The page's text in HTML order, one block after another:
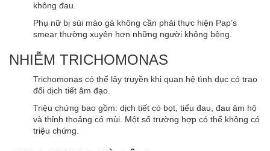
không đau.
Phụ nữ bị sùi mào gà không cần phải thực hiện Pap’s
smear thường xuyên hơn những người không bệng.
NHIỄM TRICHOMONAS
Trichomonas có thể lây truyền khi quan hệ tình dục có trao
đổi dịch tiết âm đạo.
Triệu chứng bao gồm: dịch tiết có bọt, tiểu đau, đau âm hộ
và thỉnh thoảng có mùi. Một số trường hợp có thể không có
triệu chứng.